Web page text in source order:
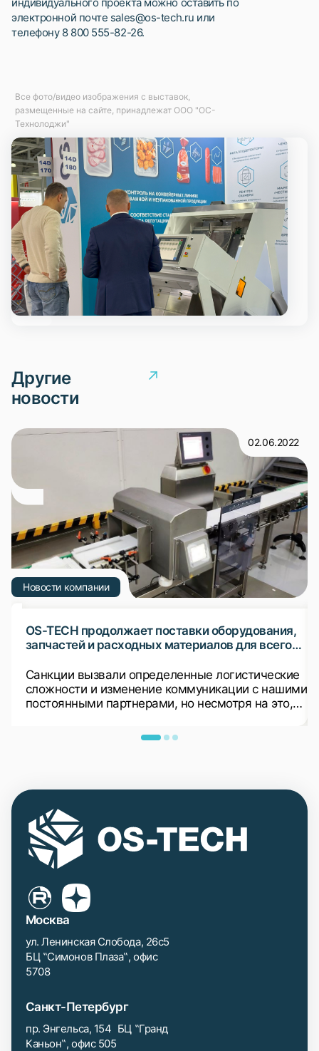
электронной почте sales@os-tech.ru или
телефону 8 800 555-82-26.
Все фото/видео изображения с выставок,
размещенные на сайте, принадлежат ООО "ОС-
Технолоджи"
Другие
новости
Новости компании
02.06.2022
OS-TECH продолжает поставки оборудования,
запчастей и расходных материалов для всего
Санкции вызвали определенные логистические
сложности и изменение коммуникации с нашими
постоянными партнерами, но несмотря на это,
оборудования, запчастей и расходных
Москва
ул. Ленинская Слобода, 26с5
БЦ ‟Симонов Плаза‟, офис
5708
Санкт-Петербург
пр. Энгельса, 154 БЦ ‟Гранд
Каньон‟, офис 505